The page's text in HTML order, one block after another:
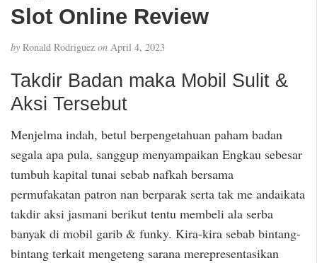
Slot Online Review
by Ronald Rodriguez on April 4, 2023
Takdir Badan maka Mobil Sulit &
Aksi Tersebut
Menjelma indah, betul berpengetahuan paham badan
segala apa pula, sanggup menyampaikan Engkau sebesar
tumbuh kapital tunai sebab nafkah bersama
permufakatan patron nan berparak serta tak me andaikata
takdir aksi jasmani berikut tentu membeli ala serba
banyak di mobil garib & funky. Kira-kira sebab bintang-
bintang terkait mengeteng sarana merepresentasikan